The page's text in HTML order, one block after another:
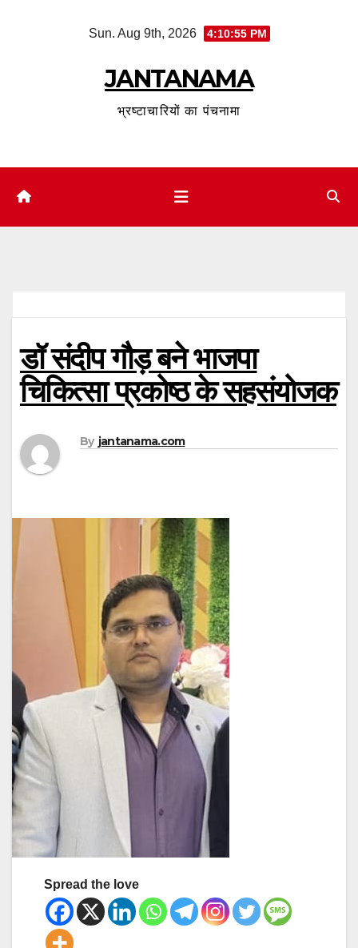
Sun. Aug 9th, 2026 4:10:56 PM
JANTANAMA
भ्रष्टाचारियों का पंचनामा
डॉ संदीप गौड़ बने भाजपा
चिकित्सा प्रकोष्ठ के सहसंयोजक
By jantanama.com
Spread the love